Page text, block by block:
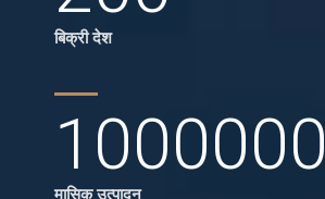
बिक्री देश
1000000
मासिक उत्पादन